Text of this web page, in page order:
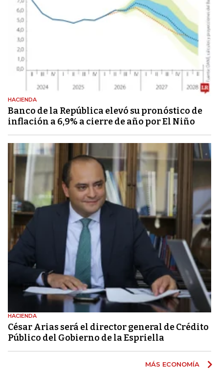
HACIENDA
Banco de la República elevó su pronóstico de
inflación a 6,9% a cierre de año por El Niño
HACIENDA
César Arias será el director general de Crédito
Público del Gobierno de la Espriella
MÁS ECONOMÍA